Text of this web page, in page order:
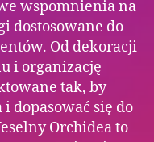
wspomnienia na
dostosowane do
Od dekoracji
i organizację
tak, by
dopasować się do
Orchidea to